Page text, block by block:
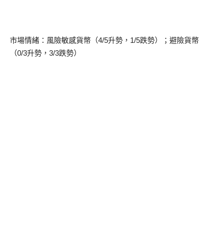
市場情緒：風險敏感貨幣（4/5升勢，1/5跌勢）；避險貨幣
（0/3升勢，3/3跌勢）